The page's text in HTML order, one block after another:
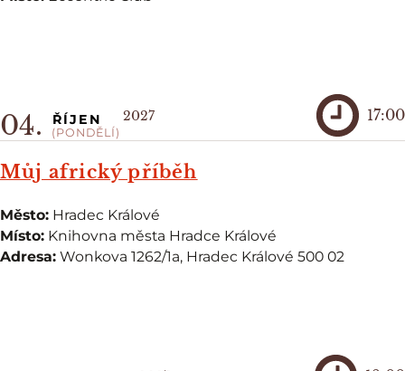
Můj africký příběh
04. ŘÍJEN
(PONDĚLÍ)
2027 17:00
Město: Hradec Králové
Místo: Knihovna města Hradce Králové
Adresa: Wonkova 1262/1a, Hradec Králové 500 02